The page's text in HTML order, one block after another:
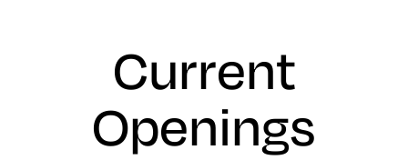
Current
Openings